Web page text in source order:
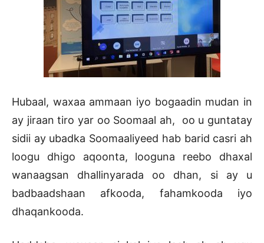
Hubaal, waxaa ammaan iyo bogaadin mudan in
ay jiraan tiro yar oo Soomaal ah, oo u guntatay
sidii ay ubadka Soomaaliyeed hab barid casri ah
loogu dhigo aqoonta, looguna reebo dhaxal
wanaagsan dhallinyarada oo dhan, si ay u
badbaadshaan afkooda, fahamkooda iyo
dhaqankooda.